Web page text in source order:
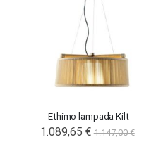
Ethimo lampada Kilt
1.089,65 € 1.147,00 €